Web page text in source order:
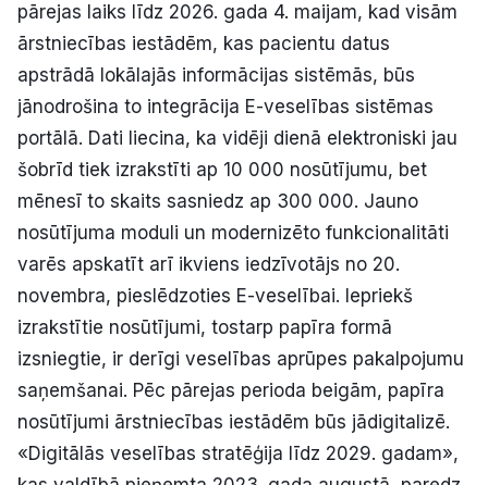
pārejas laiks līdz 2026. gada 4. maijam, kad visām
ārstniecības iestādēm, kas pacientu datus
apstrādā lokālajās informācijas sistēmās, būs
jānodrošina to integrācija E-veselības sistēmas
portālā. Dati liecina, ka vidēji dienā elektroniski jau
šobrīd tiek izrakstīti ap 10 000 nosūtījumu, bet
mēnesī to skaits sasniedz ap 300 000. Jauno
nosūtījuma moduli un modernizēto funkcionalitāti
varēs apskatīt arī ikviens iedzīvotājs no 20.
novembra, pieslēdzoties E-veselībai. Iepriekš
izrakstītie nosūtījumi, tostarp papīra formā
izsniegtie, ir derīgi veselības aprūpes pakalpojumu
saņemšanai. Pēc pārejas perioda beigām, papīra
nosūtījumi ārstniecības iestādēm būs jādigitalizē.
«Digitālās veselības stratēģija līdz 2029. gadam»,